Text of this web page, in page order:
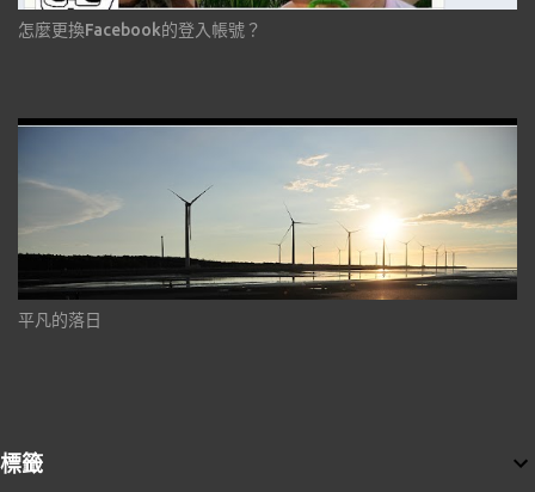
怎麼更換Facebook的登入帳號？
平凡的落日
標籤